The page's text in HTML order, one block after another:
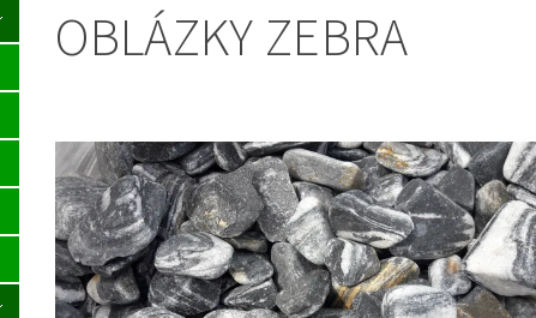
OBLÁZKY ZEBRA